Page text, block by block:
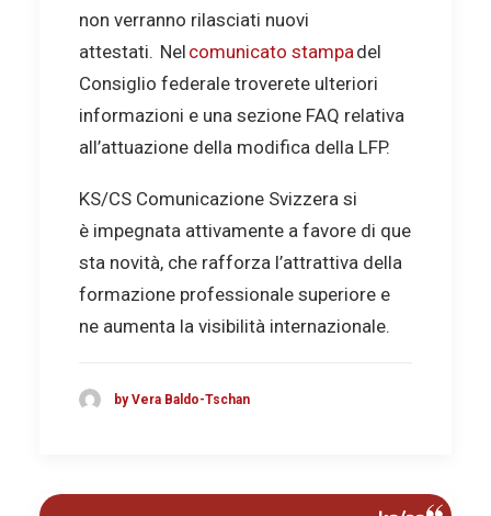
non verranno rilasciati nuovi
attestati. Nel comunicato stampa del
Consiglio federale troverete ulteriori
informazioni e una sezione FAQ relativa
all’attuazione della modifica della LFP.
KS/CS Comunicazione Svizzera si
è impegnata attivamente a favore di que
sta novità, che rafforza l’attrattiva della
formazione professionale superiore e
ne aumenta la visibilità internazionale.
by Vera Baldo-Tschan